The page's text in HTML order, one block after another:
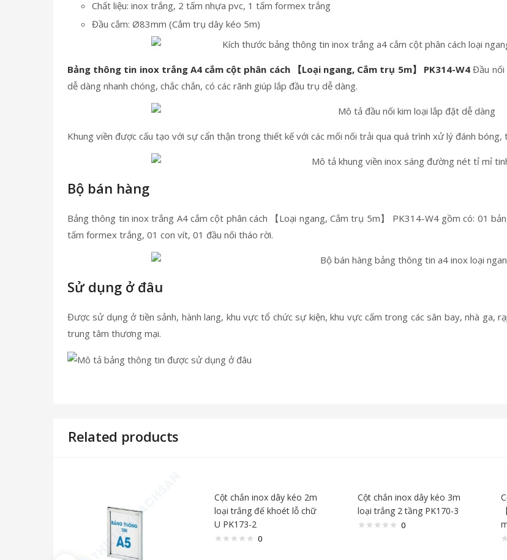
Chất liệu: inox trắng, 2 tấm nhựa pvc, 1 tấm formex trắng
Đầu cắm: Ø83mm (Cắm trụ dây kéo 5m)
Bảng thông tin inox trắng A4 cắm cột phân cách 【Loại ngang, Cắm trụ 5m】 PK314-W4 Đầu nối
dễ dàng nhanh chóng, chắc chắn, có các rãnh giúp lắp đầu trụ dễ dàng.
Khung viền được cấu tạo với sự cẩn thận trong thiết kế với các mối nối trải qua quá trình xử lý đánh
Bộ bán hàng
Bảng thông tin inox trắng A4 cắm cột phân cách 【Loại ngang, Cắm trụ 5m】 PK314-W4 gồm có: 01
tấm formex trắng, 01 con vít, 01 đầu nối tháo rời.
Sử dụng ở đâu
Được sử dụng ở tiền sảnh, hành lang, khu vực tổ chức sự kiện, khu vực cấm trong các sân bay, nhà ga,
trung tâm thương mại.
Related products
Cột chắn inox dây kéo 2m
loại trắng đế khoét lỗ chữ
U PK173-2
0
Cột chắn inox dây kéo 3m
loại trắng 2 tầng PK170-3
0